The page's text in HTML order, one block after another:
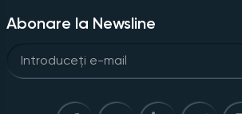
Abonare la Newsline